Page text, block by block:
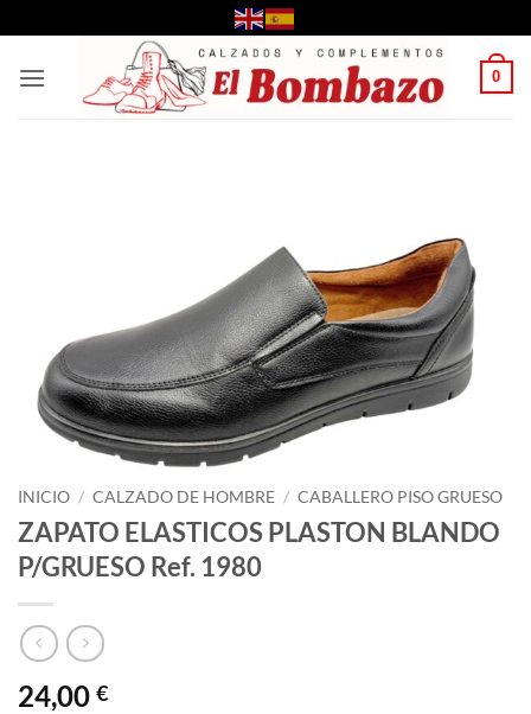
al
contenido
0
INICIO / CALZADO DE HOMBRE / CABALLERO PISO GRUESO
ZAPATO ELASTICOS PLASTON BLANDO
P/GRUESO Ref. 1980
24,00 €